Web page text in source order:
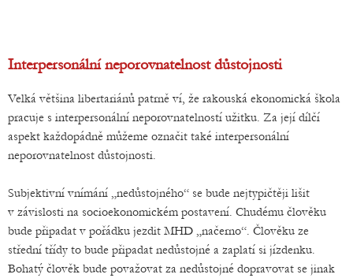
Interpersonální neporovnatelnost důstojnosti
Velká většina libertariánů patrně ví, že rakouská ekonomická škola
pracuje s interpersonální neporovnatelností užitku. Za její dílčí
aspekt každopádně můžeme označit také interpersonální
neporovnatelnost důstojnosti.
Subjektivní vnímání „nedůstojného“ se bude nejtypičtěji lišit
v závislosti na socioekonomickém postavení. Chudému člověku
bude připadat v pořádku jezdit MHD „načerno“. Člověku ze
střední třídy to bude připadat nedůstojné a zaplatí si jízdenku.
Bohatý člověk bude považovat za nedůstojné dopravovat se jinak